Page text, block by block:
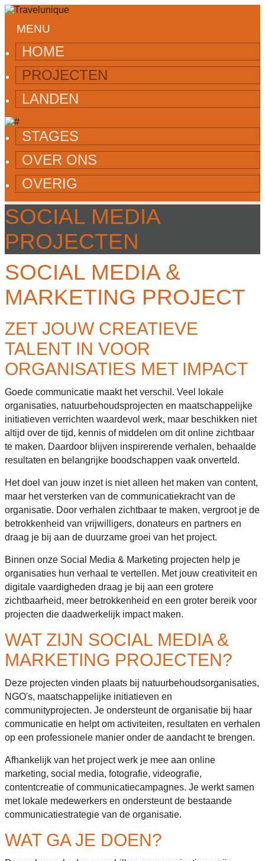
MENU
HOME
PROJECTEN
LANDEN
STAGES
OVER ONS
OVERIG
SOCIAL MEDIA
PROJECTEN
SOCIAL MEDIA &
MARKETING PROJECT
ZET JOUW CREATIEVE
TALENT IN VOOR
ORGANISATIES MET IMPACT
Goede communicatie maakt het verschil. Veel lokale
organisaties, natuurbehoudsprojecten en maatschappelijke
initiatieven verrichten waardevol werk, maar beschikken niet
altijd over de tijd, kennis of middelen om dit online zichtbaar
te maken. Daardoor blijven inspirerende verhalen, behaalde
resultaten en belangrijke boodschappen vaak onverteld.
Het doel van jouw inzet is niet alleen het maken van content,
maar het versterken van de communicatiekracht van de
organisatie. Door verhalen zichtbaar te maken, vergroot je de
betrokkenheid van vrijwilligers, donateurs en partners en
draag je bij aan de duurzame groei van het project.
Binnen onze Social Media & Marketing projecten help je
organisaties hun verhaal te vertellen. Met jouw creativiteit en
digitale vaardigheden draag je bij aan een grotere
zichtbaarheid, meer betrokkenheid en een groter bereik voor
projecten die daadwerkelijk impact maken.
WAT ZIJN SOCIAL MEDIA &
MARKETING PROJECTEN?
Deze projecten vinden plaats bij natuurbehoudsorganisaties,
NGO's, maatschappelijke initiatieven en
communityprojecten. Je ondersteunt de organisatie bij haar
communicatie en helpt om activiteiten, resultaten en verhalen
op een professionele manier onder de aandacht te brengen.
Afhankelijk van het project werk je mee aan online
marketing, social media, fotografie, videografie,
contentcreatie of communicatiecampagnes. Je werkt samen
met lokale medewerkers en ondersteunt de bestaande
communicatiestrategie van de organisatie.
WAT GA JE DOEN?